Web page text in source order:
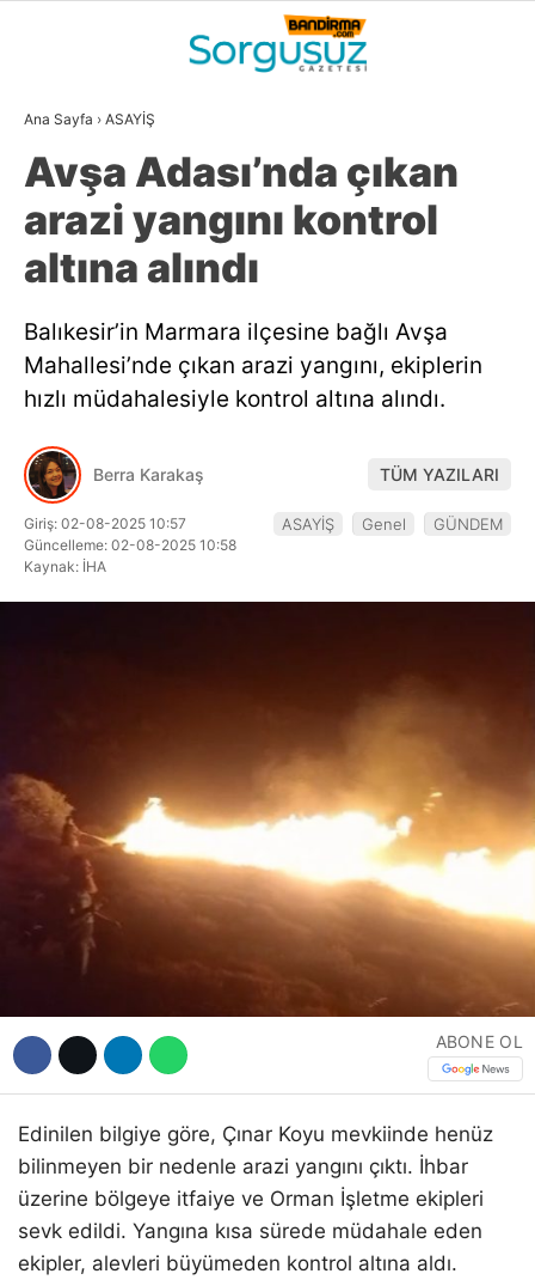
WhatsApp İhbar
Facebook
Instagram
Youtube
31.9
BALIKESIR
VİDEO YAZARLAR
GÜNDEM
EKONOMİ
SPOR
EĞİTİM
DİĞER
Ana Sayfa › ASAYİŞ
Avşa Adası’nda çıkan
arazi yangını kontrol
altına alındı
Balıkesir’in Marmara ilçesine bağlı Avşa
Mahallesi’nde çıkan arazi yangını, ekiplerin
hızlı müdahalesiyle kontrol altına alındı.
Berra Karakaş TÜM YAZILARI
Giriş: 02-08-2025 10:57
Güncelleme: 02-08-2025 10:58
Kaynak: İHA
ASAYİŞ Genel GÜNDEM
ABONE OL
Edinilen bilgiye göre, Çınar Koyu mevkiinde henüz
bilinmeyen bir nedenle arazi yangını çıktı. İhbar
üzerine bölgeye itfaiye ve Orman İşletme ekipleri
sevk edildi. Yangına kısa sürede müdahale eden
ekipler, alevleri büyümeden kontrol altına aldı.